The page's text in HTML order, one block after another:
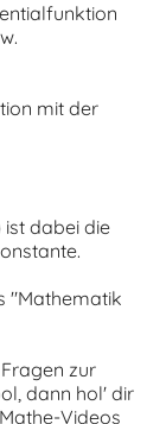
mit der
dabei die
"Mathematik
zur
dann hol' dir
Videos